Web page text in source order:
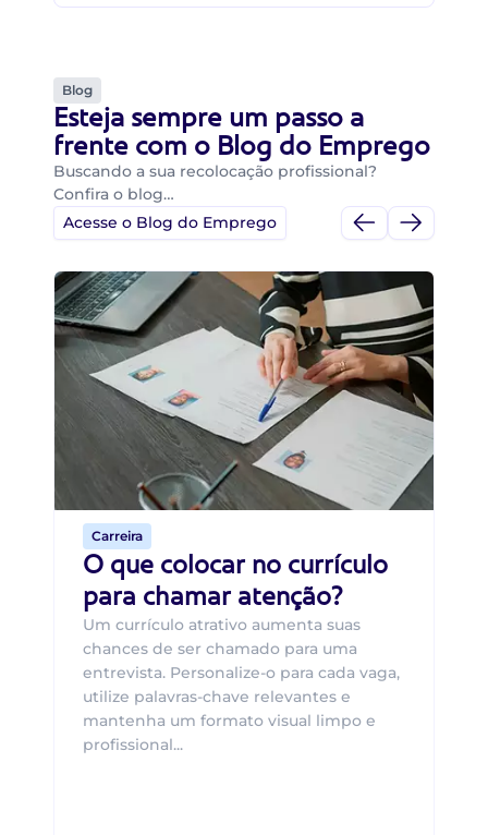
Blog
Esteja sempre um passo a
frente com o Blog do Emprego
Buscando a sua recolocação profissional?
Confira o blog…
Acesse o Blog do Emprego
Carreira
O que colocar no currículo
para chamar atenção?
Um currículo atrativo aumenta suas
chances de ser chamado para uma
entrevista. Personalize-o para cada vaga,
utilize palavras-chave relevantes e
mantenha um formato visual limpo e
profissional...